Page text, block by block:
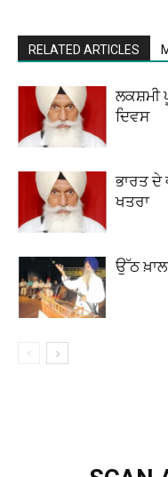
RELATED ARTICLES
ਲਕਸ਼ਮੀ
ਦਿਵਸ
ਭਾਰਤ
ਖਤਰਾ
ਉੱਠ